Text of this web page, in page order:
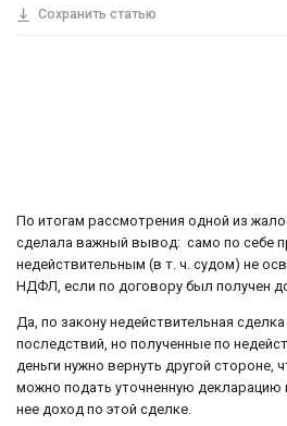
Сохранить статью
По итогам рассмотрения одной из
сделала важный вывод: само по себе
недействительным (в т. ч. судом) не
НДФЛ, если по договору был получен
Да, по закону недействительная
последствий, но полученные по
деньги нужно вернуть другой стороне,
можно подать уточненную
нее доход по этой сделке.